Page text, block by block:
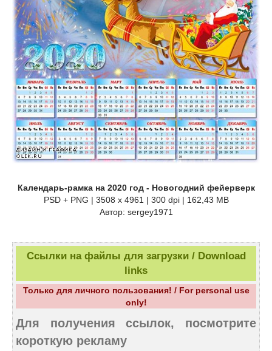
Календарь-рамка на 2020 год - Новогодний фейерверк
PSD + PNG | 3508 x 4961 | 300 dpi | 162,43 MB
Автор: sergey1971
Ссылки на файлы для загрузки / Download
links
Только для личного пользования! / For personal use
only!
Для получения ссылок, посмотрите
короткую рекламу